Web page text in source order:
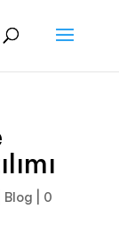
Blog
0